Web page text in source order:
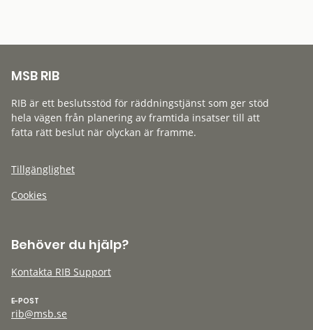
MSB RIB
RIB är ett beslutsstöd för räddningstjänst som ger stöd
hela vägen från planering av framtida insatser till att
fatta rätt beslut när olyckan är framme.
Tillgänglighet
Cookies
Behöver du hjälp?
Kontakta RIB Support
E-POST
rib@msb.se